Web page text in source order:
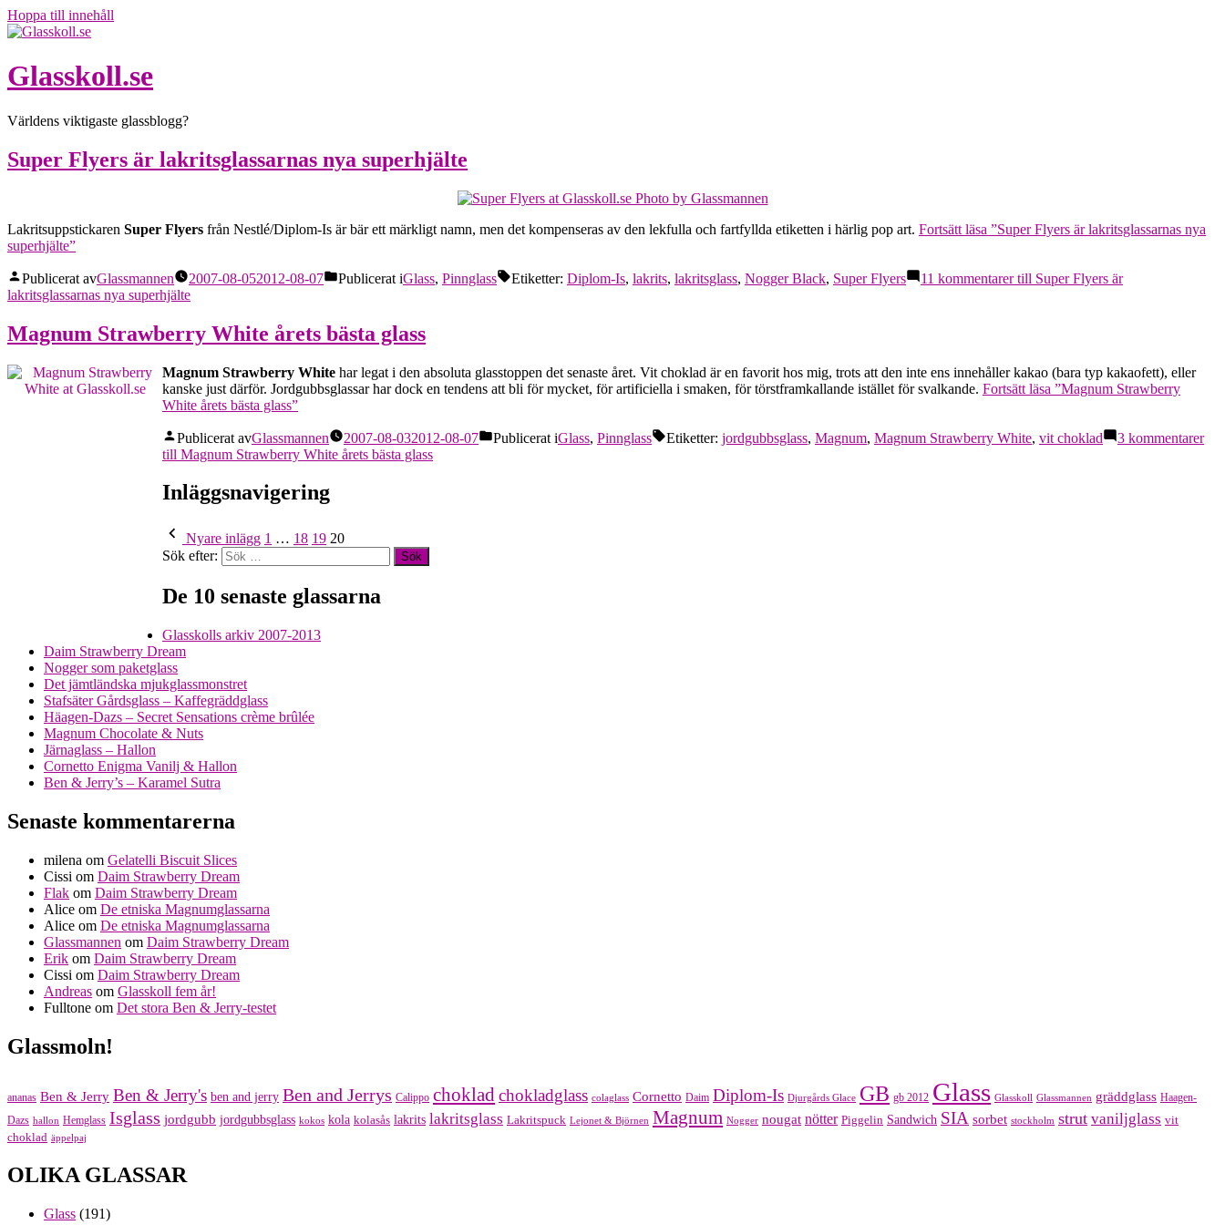
Hoppa till innehåll
Glasskoll.se
Världens viktigaste glassblogg?
Super Flyers är lakritsglassarnas nya superhjälte
Lakritsuppstickaren Super Flyers från Nestlé/Diplom-Is är bär ett märkligt namn, men det kompenseras av den lekfulla och fartfyllda etiketten i härlig pop art. Fortsätt läsa ”Super Flyers är lakritsglassarnas nya
superhjälte”
Publicerat avGlassmannen 2007-08-052012-08-07 Publicerat iGlass, Pinnglass Etiketter: Diplom-Is, lakrits, lakritsglass, Nogger Black, Super Flyers 11 kommentarertill Super Flyers är
lakritsglassarnas nya superhjälte
Magnum Strawberry White årets bästa glass
Magnum Strawberry White har legat i den absoluta glasstoppen det senaste året. Vit choklad är en favorit hos mig, trots att den inte ens innehåller kakao (bara typ kakaofett), eller
kanske just därför. Jordgubbsglassar har dock en tendens att bli för mycket, för artificiella i smaken, för törstframkallande istället för svalkande. Fortsätt läsa ”Magnum Strawberry
White årets bästa glass”
Publicerat avGlassmannen 2007-08-032012-08-07 Publicerat iGlass, Pinnglass Etiketter: jordgubbsglass, Magnum, Magnum Strawberry White, vit choklad
3 kommentarer
till Magnum Strawberry White årets bästa glass
Inläggsnavigering
Nyare inlägg 1 … 18 19 20
Sök efter:
De 10 senaste glassarna
Glasskolls arkiv 2007-2013
Daim Strawberry Dream
Nogger som paketglass
Det jämtländska mjukglassmonstret
Stafsäter Gårdsglass – Kaffegräddglass
Häagen-Dazs – Secret Sensations crème brûlée
Magnum Chocolate & Nuts
Järnaglass – Hallon
Cornetto Enigma Vanilj & Hallon
Ben & Jerry’s – Karamel Sutra
Senaste kommentarerna
milena om Gelatelli Biscuit Slices
Cissi om Daim Strawberry Dream
Flak om Daim Strawberry Dream
Alice om De etniska Magnumglassarna
Alice om De etniska Magnumglassarna
Glassmannen om Daim Strawberry Dream
Erik om Daim Strawberry Dream
Cissi om Daim Strawberry Dream
Andreas om Glasskoll fem år!
Fulltone om Det stora Ben & Jerry-testet
Glassmoln!
ananas Ben & Jerry Ben & Jerry's ben and jerry Ben and Jerrys Calippo choklad chokladglass colaglass Cornetto Daim Diplom-Is Djurgårds Glace GB gb 2012 Glass Glasskoll Glassmannen gräddglass Haagen-
Dazs hallon Hemglass Isglass jordgubb jordgubbsglass kokos kola kolasås lakrits lakritsglass Lakritspuck Lejonet & Björnen Magnum Nogger nougat nötter Piggelin Sandwich SIA sorbet stockholm strut vaniljglass vit
choklad äppelpaj
OLIKA GLASSAR
Glass (191)